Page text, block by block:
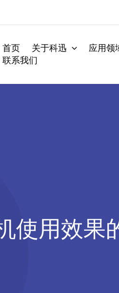
首页 关于科迅 应用领
联系我们
使用效果